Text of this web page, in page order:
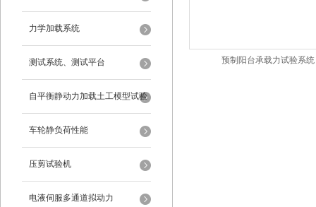
力学加载系统
测试系统、测试平台
自平衡静动力加载土工模型试验
系统
车轮静负荷性能
压剪试验机
电液伺服多通道拟动力
预制阳台承载力试验系统